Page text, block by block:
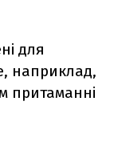
для
наприклад,
притаманні